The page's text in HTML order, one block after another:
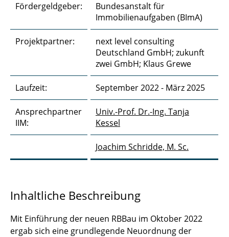
BKS-Tool im Auftrag der BImA
Ersatzneubau Kleine Schleuse Kiel
GEnRe NWI
Gründung der Autobahn GmbH
HZI Braunschweig
Intelligente Brücke
Leitfaden Großprojekte
Leitfaden Zwei-Stufen-Modell
Fördergeldgeber:
Bundesanstalt für
Immobilienaufgaben (BImA)
Projektpartner:
next level consulting
Deutschland GmbH; zukunft
zwei GmbH; Klaus Grewe
Laufzeit: September 2022 - März 2025
Ansprechpartner
IIM:
Univ.-Prof. Dr.-Ing. Tanja
Kessel
Joachim Schridde, M. Sc.
Inhaltliche Beschreibung
Mit Einführung der neuen RBBau im Oktober 2022
ergab sich eine grundlegende Neuordnung der